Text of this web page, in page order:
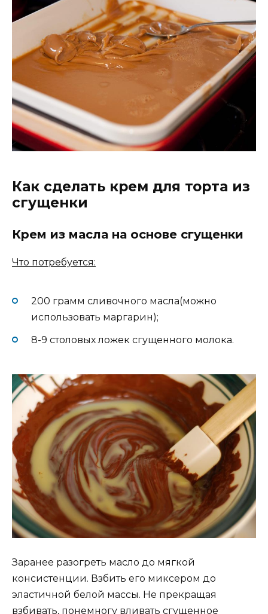
Как сделать крем для торта из
сгущенки
Крем из масла на основе сгущенки
Что потребуется:
200 грамм сливочного масла(можно
использовать маргарин);
8-9 столовых ложек сгущенного молока.
Заранее разогреть масло до мягкой
консистенции. Взбить его миксером до
эластичной белой массы. Не прекращая
взбивать, понемногу вливать сгущенное